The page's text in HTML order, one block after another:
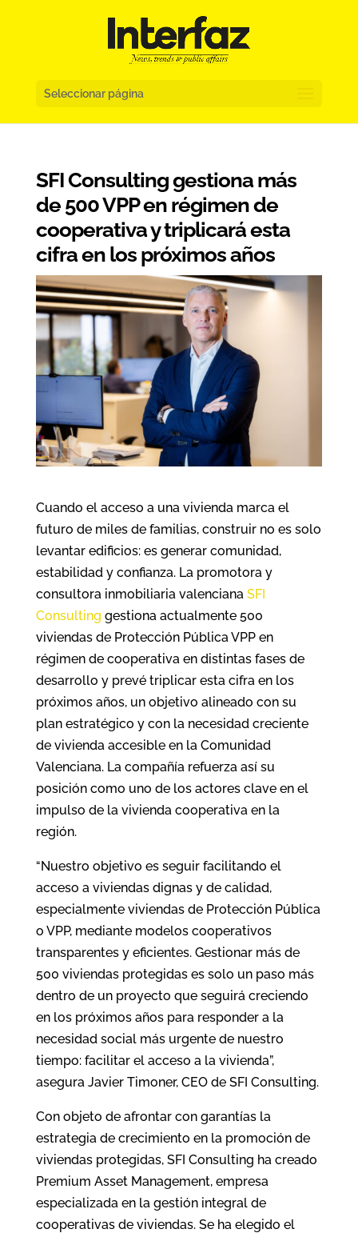
Seleccionar página
SFI Consulting gestiona más
de 500 VPP en régimen de
cooperativa y triplicará esta
cifra en los próximos años
Cuando el acceso a una vivienda marca el
futuro de miles de familias, construir no es solo
levantar edificios: es generar comunidad,
estabilidad y confianza. La promotora y
consultora inmobiliaria valenciana SFI
Consulting gestiona actualmente 500
viviendas de Protección Pública VPP en
régimen de cooperativa en distintas fases de
desarrollo y prevé triplicar esta cifra en los
próximos años, un objetivo alineado con su
plan estratégico y con la necesidad creciente
de vivienda accesible en la Comunidad
Valenciana. La compañía refuerza así su
posición como uno de los actores clave en el
impulso de la vivienda cooperativa en la
región.
“Nuestro objetivo es seguir facilitando el
acceso a viviendas dignas y de calidad,
especialmente viviendas de Protección Pública
o VPP, mediante modelos cooperativos
transparentes y eficientes. Gestionar más de
500 viviendas protegidas es solo un paso más
dentro de un proyecto que seguirá creciendo
en los próximos años para responder a la
necesidad social más urgente de nuestro
tiempo: facilitar el acceso a la vivienda”,
asegura Javier Timoner, CEO de SFI Consulting.
Con objeto de afrontar con garantías la
estrategia de crecimiento en la promoción de
viviendas protegidas, SFI Consulting ha creado
Premium Asset Management, empresa
especializada en la gestión integral de
cooperativas de viviendas. Se ha elegido el